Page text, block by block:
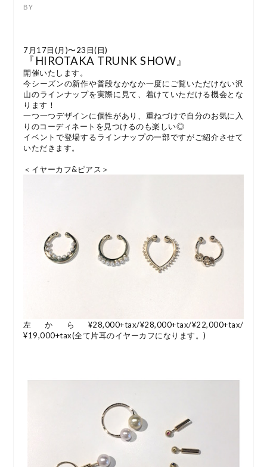
7月17日(月)〜23日(日)
『HIROTAKA TRUNK SHOW』
開催いたします。
今シーズンの新作や普段なかなか一度にご覧いただけない沢
山のラインナップを実際に見て、着けていただける機会とな
ります！
一つ一つデザインに個性があり、重ねづけで自分のお気に入
りのコーディネートを見つけるのも楽しい◎
イベントで登場するラインナップの一部ですがご紹介させて
いただきます。
＜イヤーカフ&ピアス＞
左から¥28,000+tax/¥28,000+tax/¥22,000+tax/
¥19,000+tax(全て片耳のイヤーカフになります。)